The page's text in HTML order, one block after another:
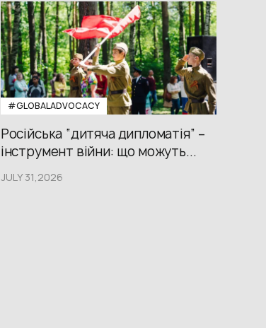
#GLOBALADVOCACY
Російська “дитяча дипломатія” –
інструмент війни: що можуть...
JULY 31,2026